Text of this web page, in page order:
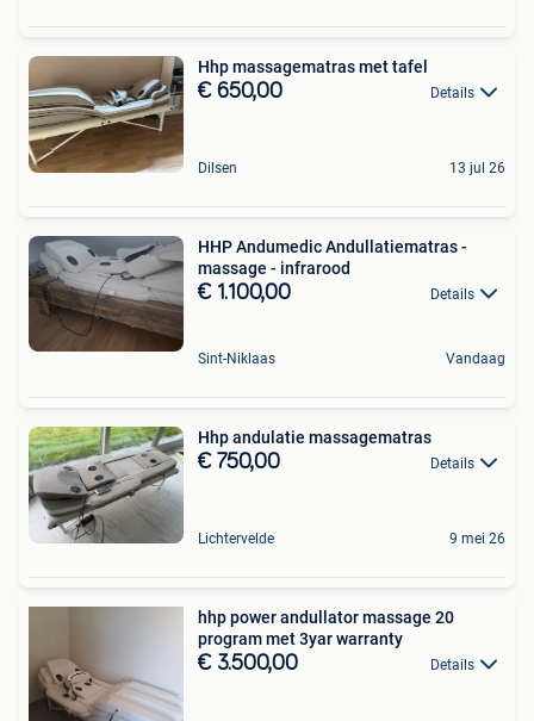
Hhp massagematras met tafel
€ 650,00 Details
Dilsen 13 jul 26
HHP Andumedic Andullatiematras -
massage - infrarood
€ 1.100,00 Details
Sint-Niklaas Vandaag
Hhp andulatie massagematras
€ 750,00 Details
Lichtervelde 9 mei 26
hhp power andullator massage 20
program met 3yar warranty
€ 3.500,00 Details